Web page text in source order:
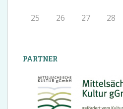
25 26 27 28
PARTNER